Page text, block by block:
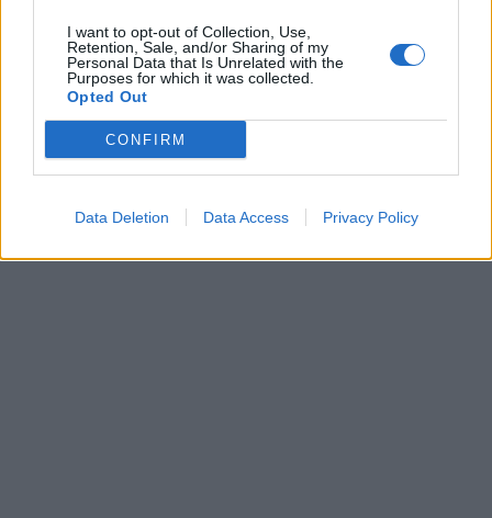
I want to opt-out of Collection, Use,
Retention, Sale, and/or Sharing of my
Personal Data that Is Unrelated with the
Purposes for which it was collected.
Opted Out
CONFIRM
Data Deletion Data Access Privacy Policy